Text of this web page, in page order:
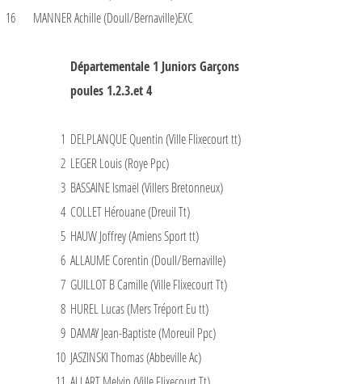
16
MANNER Achille (Doull/Bernaville)EXC
Départementale 1 Juniors Garçons
poules 1.2.3.et 4
1 DELPLANQUE Quentin (Ville Flixecourt tt)
2 LEGER Louis (Roye Ppc)
3 BASSAINE Ismaël (Villers Bretonneux)
4 COLLET Hérouane (Dreuil Tt)
5 HAUW Joffrey (Amiens Sport tt)
6 ALLAUME Corentin (Doull/Bernaville)
7 GUILLOT B Camille (Ville Flixecourt Tt)
8 HUREL Lucas (Mers Tréport Eu tt)
9 DAMAY Jean-Baptiste (Moreuil Ppc)
10 JASZINSKI Thomas (Abbeville Ac)